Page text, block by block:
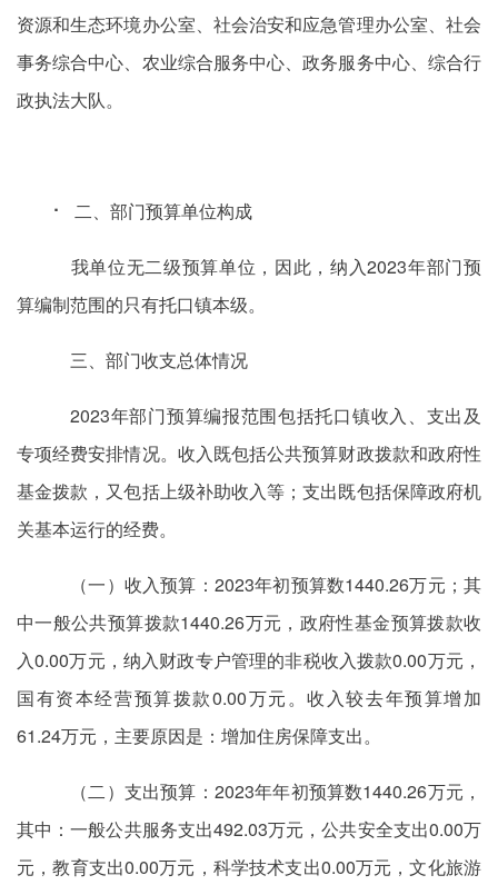
资源和生态环境办公室、社会治安和应急管理办公室、社会
事务综合中心、农业综合服务中心、政务服务中心、综合行
政执法大队。
⠂ 二、部门预算单位构成
我单位无二级预算单位，因此，纳入2023年部门预
算编制范围的只有托口镇本级。
三、部门收支总体情况
2023年部门预算编报范围包括托口镇收入、支出及
专项经费安排情况。收入既包括公共预算财政拨款和政府性
基金拨款，又包括上级补助收入等；支出既包括保障政府机
关基本运行的经费。
（一）收入预算：2023年初预算数1440.26万元；其
中一般公共预算拨款1440.26万元，政府性基金预算拨款收
入0.00万元，纳入财政专户管理的非税收入拨款0.00万元，
国有资本经营预算拨款0.00万元。收入较去年预算增加
61.24万元，主要原因是：增加住房保障支出。
（二）支出预算：2023年年初预算数1440.26万元，
其中：一般公共服务支出492.03万元，公共安全支出0.00万
元，教育支出0.00万元，科学技术支出0.00万元，文化旅游